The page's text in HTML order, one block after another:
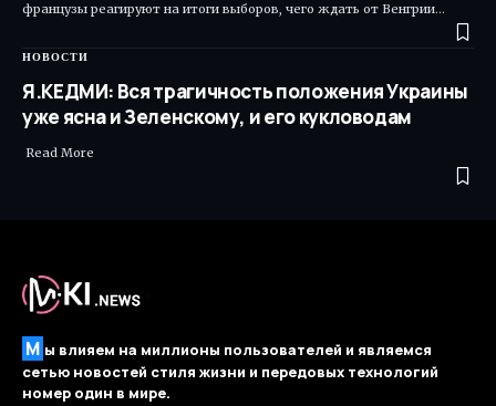
французы реагируют на итоги выборов, чего ждать от Венгрии…
НОВОСТИ
Я.КЕДМИ: Вся трагичность положения Украины
уже ясна и Зеленскому, и его кукловодам
Read More ​
М ы влияем на миллионы пользователей и являемся
сетью новостей стиля жизни и передовых технологий
номер один в мире.